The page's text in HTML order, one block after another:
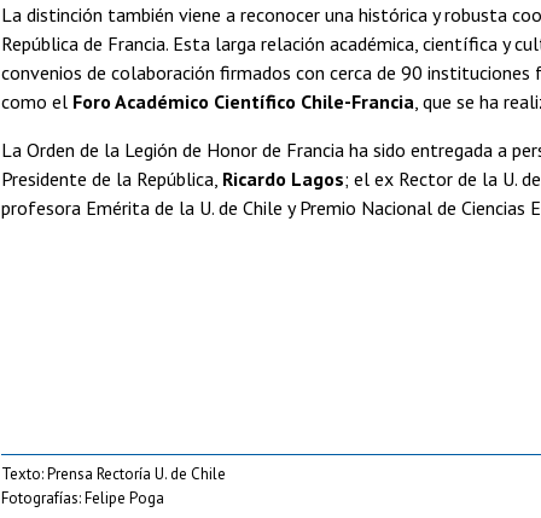
La distinción también viene a reconocer una histórica y robusta
República de Francia. Esta larga relación académica, científica y
convenios de colaboración firmados con cerca de 90 instituciones
como el Foro Académico Científico Chile-Francia , que se ha
La Orden de la Legión de Honor de Francia ha sido entregada a
Presidente de la República, Ricardo Lagos; el ex Rector de la U. de
profesora Emérita de la U. de Chile y Premio Nacional de Ciencias
Texto: Prensa Rectoría U. de Chile
Fotografías: Felipe Poga